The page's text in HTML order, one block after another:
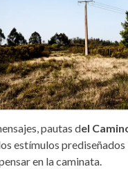
pautas del
estímulos
en la caminata.